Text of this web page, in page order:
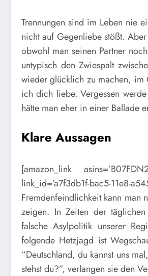
Trennungen sind im Leben nie
nicht auf Gegenliebe stößt.
obwohl man seinen Partner
untypisch den Zwiespalt
wieder glücklich zu machen, im
ich dich liebe. Vergessen
hätte man eher in einer Ballade
Klare Aussagen
[amazon_link
link_id=’a7f3db1f-bac5-11e8-
Fremdenfeindlichkeit kann man
zeigen. In Zeiten der
falsche Asylpolitik unserer
folgende Hetzjagd ist
“Deutschland, du kannst uns
stehst du?”, verlangen sie den